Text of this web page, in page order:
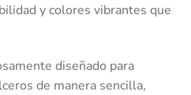
y colores vibrantes que
diseñado para
de manera sencilla,